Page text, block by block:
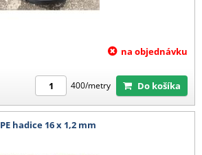
na objednávku
400/metry Do košíka
PE hadice 16 x 1,2 mm